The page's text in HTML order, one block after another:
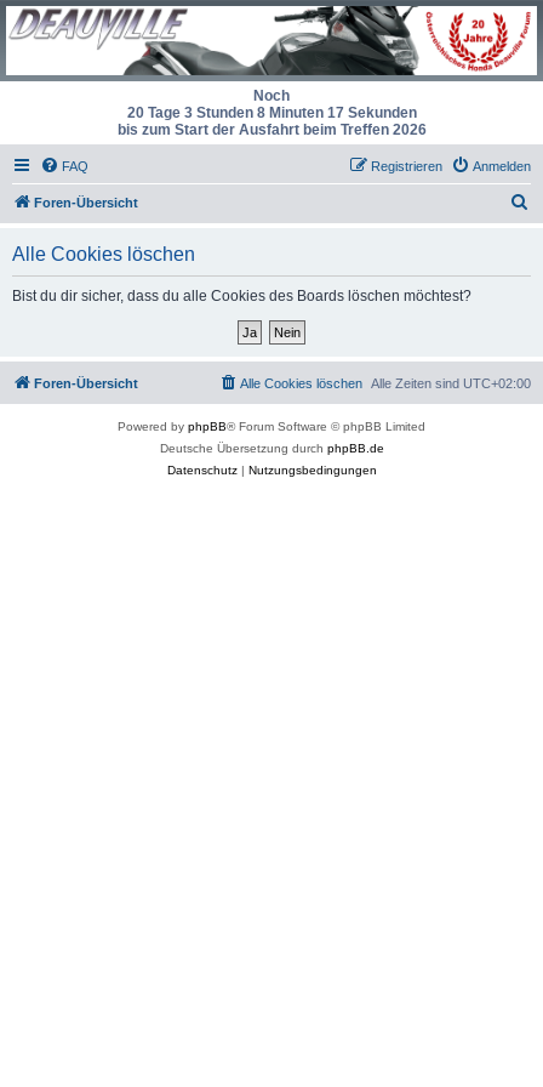
Noch
20 Tage 3 Stunden 8 Minuten 17 Sekunden
bis zum Start der Ausfahrt beim Treffen 2026
FAQ Anmelden
Registrieren
Foren-Übersicht
Alle Cookies löschen
Bist du dir sicher, dass du alle Cookies des Boards löschen möchtest?
Foren-Übersicht Alle Zeiten sind UTC+02:00
Alle Cookies löschen
Powered by phpBB® Forum Software © phpBB Limited
Deutsche Übersetzung durch phpBB.de
Datenschutz| Nutzungsbedingungen